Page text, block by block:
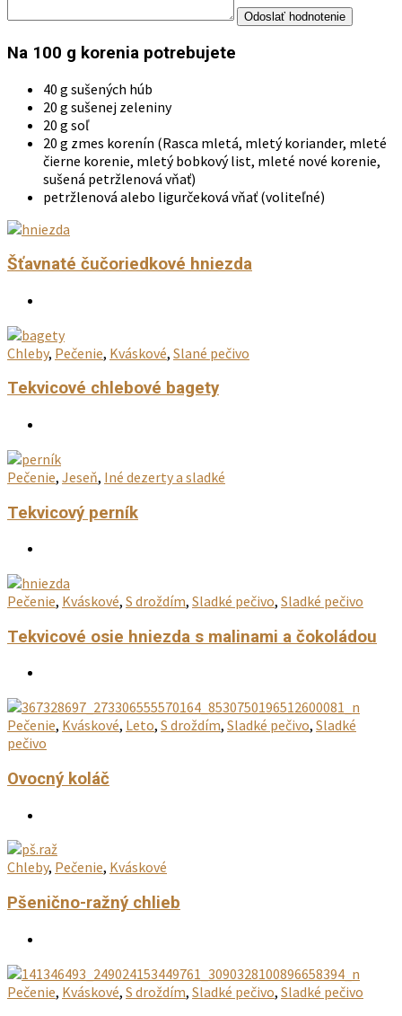
Na 100 g korenia potrebujete
40 g sušených húb
20 g sušenej zeleniny
20 g soľ
20 g zmes korenín (Rasca mletá, mletý koriander, mleté
čierne korenie, mletý bobkový list, mleté nové korenie,
sušená petržlenová vňať)
petržlenová alebo ligurčeková vňať (voliteľné)
Šťavnaté čučoriedkové hniezda
Chleby, Pečenie, Kváskové, Slané pečivo
Tekvicové chlebové bagety
Pečenie, Jeseň, Iné dezerty a sladké
Tekvicový perník
Pečenie, Kváskové, S droždím, Sladké pečivo, Sladké pečivo
Tekvicové osie hniezda s malinami a čokoládou
Pečenie, Kváskové, Leto, S droždím, Sladké pečivo, Sladké
pečivo
Ovocný koláč
Chleby, Pečenie, Kváskové
Pšenično-ražný chlieb
Pečenie, Kváskové, S droždím, Sladké pečivo, Sladké pečivo